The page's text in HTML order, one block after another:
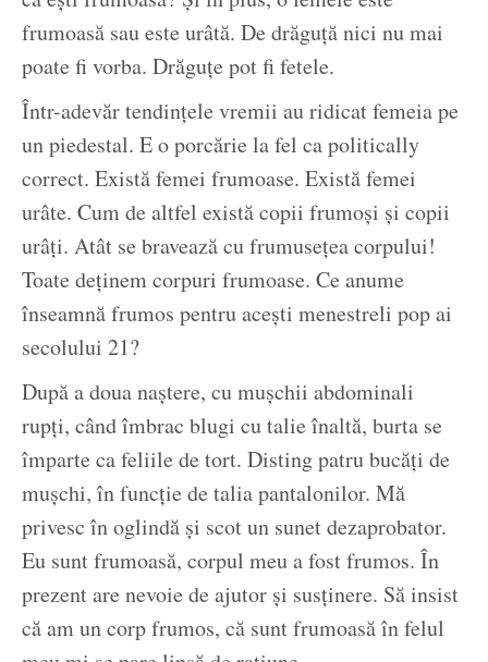
frumoasă sau este urâtă. De drăguță nici nu mai
poate fi vorba. Drăguțe pot fi fetele.
Într-adevăr tendințele vremii au ridicat femeia pe
un piedestal. E o porcărie la fel ca politically
correct. Există femei frumoase. Există femei
urâte. Cum de altfel există copii frumoși și copii
urâți. Atât se bravează cu frumusețea corpului!
Toate deținem corpuri frumoase. Ce anume
înseamnă frumos pentru acești menestreli pop ai
secolului 21?
După a doua naștere, cu mușchii abdominali
rupți, când îmbrac blugi cu talie înaltă, burta se
împarte ca feliile de tort. Disting patru bucăți de
mușchi, în funcție de talia pantalonilor. Mă
privesc în oglindă și scot un sunet dezaprobator.
Eu sunt frumoasă, corpul meu a fost frumos. În
prezent are nevoie de ajutor și susținere. Să insist
că am un corp frumos, că sunt frumoasă în felul